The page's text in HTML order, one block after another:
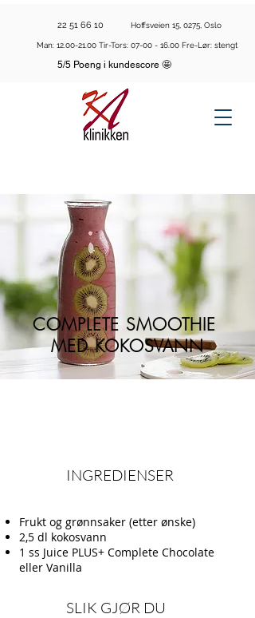
22 51 66 10 Hoffsveien 15, 0275, Oslo
Man: 12.00-21.00 Tir-Tors: 07-00 - 16.00 Fre-Lør: stengt
5/5 Poeng i kundescore 🤩
COMPLETE SMOOTHIE
MED KOKOSVANN
INGREDIENSER
Frukt og grønnsaker (etter ønske)
2,5 dl kokosvann
1 ss Juice PLUS+ Complete Chocolate
eller Vanilla
SLIK GJØR DU